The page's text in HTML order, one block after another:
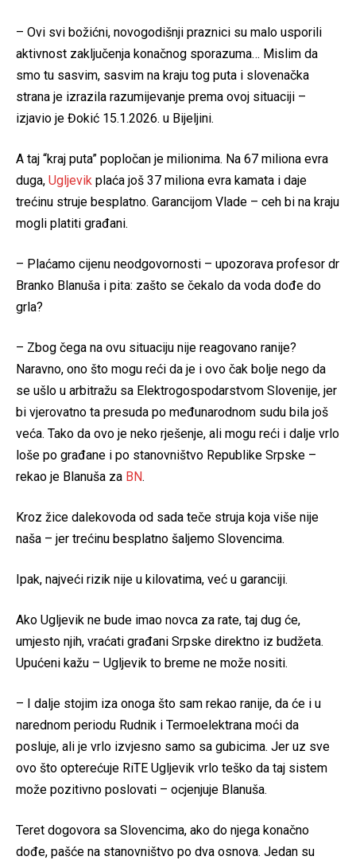
– Ovi svi božićni, novogodišnji praznici su malo usporili
aktivnost zaključenja konačnog sporazuma… Mislim da
smo tu sasvim, sasvim na kraju tog puta i slovenačka
strana je izrazila razumijevanje prema ovoj situaciji –
izjavio je Đokić 15.1.2026. u Bijeljini.
A taj “kraj puta” popločan je milionima. Na 67 miliona evra
duga, Ugljevik plaća još 37 miliona evra kamata i daje
trećinu struje besplatno. Garancijom Vlade – ceh bi na kraju
mogli platiti građani.
– Plaćamo cijenu neodgovornosti – upozorava profesor dr
Branko Blanuša i pita: zašto se čekalo da voda dođe do
grla?
– Zbog čega na ovu situaciju nije reagovano ranije?
Naravno, ono što mogu reći da je i ovo čak bolje nego da
se ušlo u arbitražu sa Elektrogospodarstvom Slovenije, jer
bi vjerovatno ta presuda po međunarodnom sudu bila još
veća. Tako da ovo je neko rješenje, ali mogu reći i dalje vrlo
loše po građane i po stanovništvo Republike Srpske –
rekao je Blanuša za BN.
Kroz žice dalekovoda od sada teče struja koja više nije
naša – jer trećinu besplatno šaljemo Slovencima.
Ipak, najveći rizik nije u kilovatima, već u garanciji.
Ako Ugljevik ne bude imao novca za rate, taj dug će,
umjesto njih, vraćati građani Srpske direktno iz budžeta.
Upućeni kažu – Ugljevik to breme ne može nositi.
– I dalje stojim iza onoga što sam rekao ranije, da će i u
narednom periodu Rudnik i Termoelektrana moći da
posluje, ali je vrlo izvjesno samo sa gubicima. Jer uz sve
ovo što opterećuje RiTE Ugljevik vrlo teško da taj sistem
može pozitivno poslovati – ocjenjuje Blanuša.
Teret dogovora sa Slovencima, ako do njega konačno
dođe, pašće na stanovništvo po dva osnova. Jedan su